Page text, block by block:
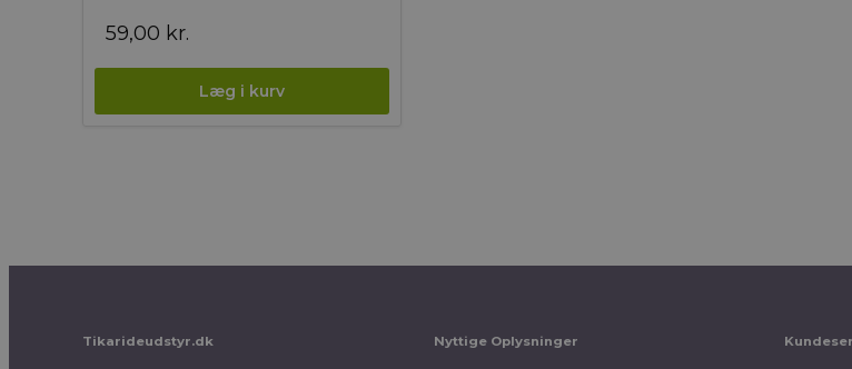
59,00 kr.
Tikarideudstyr.dk Nyttige Oplysninger